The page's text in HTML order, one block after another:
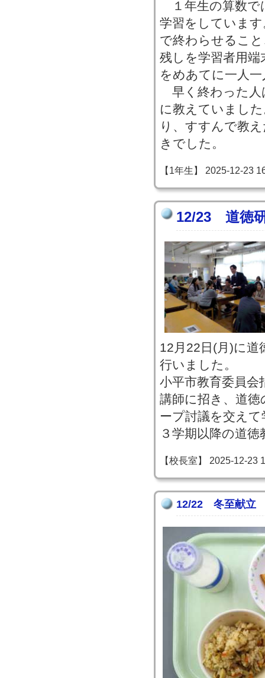
１年生の算数で
学習をしていま
で終わらせるこ
残しを学習者用
をめあてに一人
早く終わった人
に教えていまし
り、すすんで教
きでした。
【1年生】 2025-12-23
12/23 道徳
12月22日(月)に道
行いました。
小平市教育委員会
講師に招き、道
ープ討議を交え
３学期以降の道
【校長室】 2025-12-23
12/22 冬至献立